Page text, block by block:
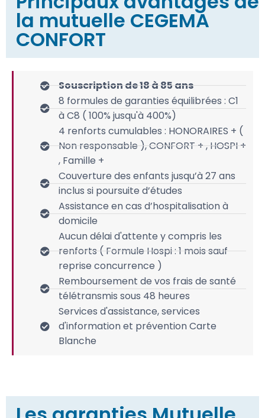
la mutuelle CEGEMA
CONFORT
Souscription de 18 à 85 ans
8 formules de garanties équilibrées : C1
à C8 ( 100% jusqu'à 400%)
4 renforts cumulables : HONORAIRES + (
Non responsable ), CONFORT + , HOSPI +
, Famille +
Couverture des enfants jusqu’à 27 ans
inclus si poursuite d’études
Assistance en cas d’hospitalisation à
domicile
Aucun délai d'attente y compris les
renforts ( Formule Hospi : 1 mois sauf
reprise concurrence )
Remboursement de vos frais de santé
télétransmis sous 48 heures
Services d'assistance, services
d'information et prévention Carte
Blanche